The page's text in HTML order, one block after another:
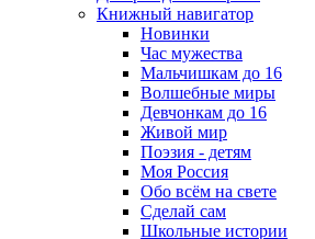
Книжный навигатор
Новинки
Час мужества
Мальчишкам до 16
Волшебные миры
Девчонкам до 16
Живой мир
Поэзия - детям
Моя Россия
Обо всём на свете
Сделай сам
Школьные истории